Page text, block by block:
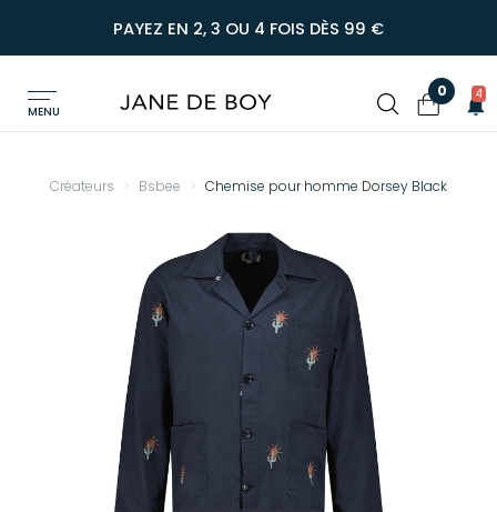
PAYEZ EN 2, 3 OU 4 FOIS DÈS 99 €
MENU
0 4
Créateurs Bsbee Chemise pour homme Dorsey Black